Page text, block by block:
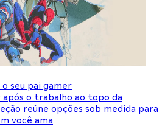
seu pai gamer
o trabalho ao topo da
reúne opções sob medida para
você ama